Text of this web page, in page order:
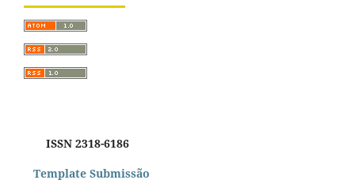
ISSN 2318-6186
Template Submissão